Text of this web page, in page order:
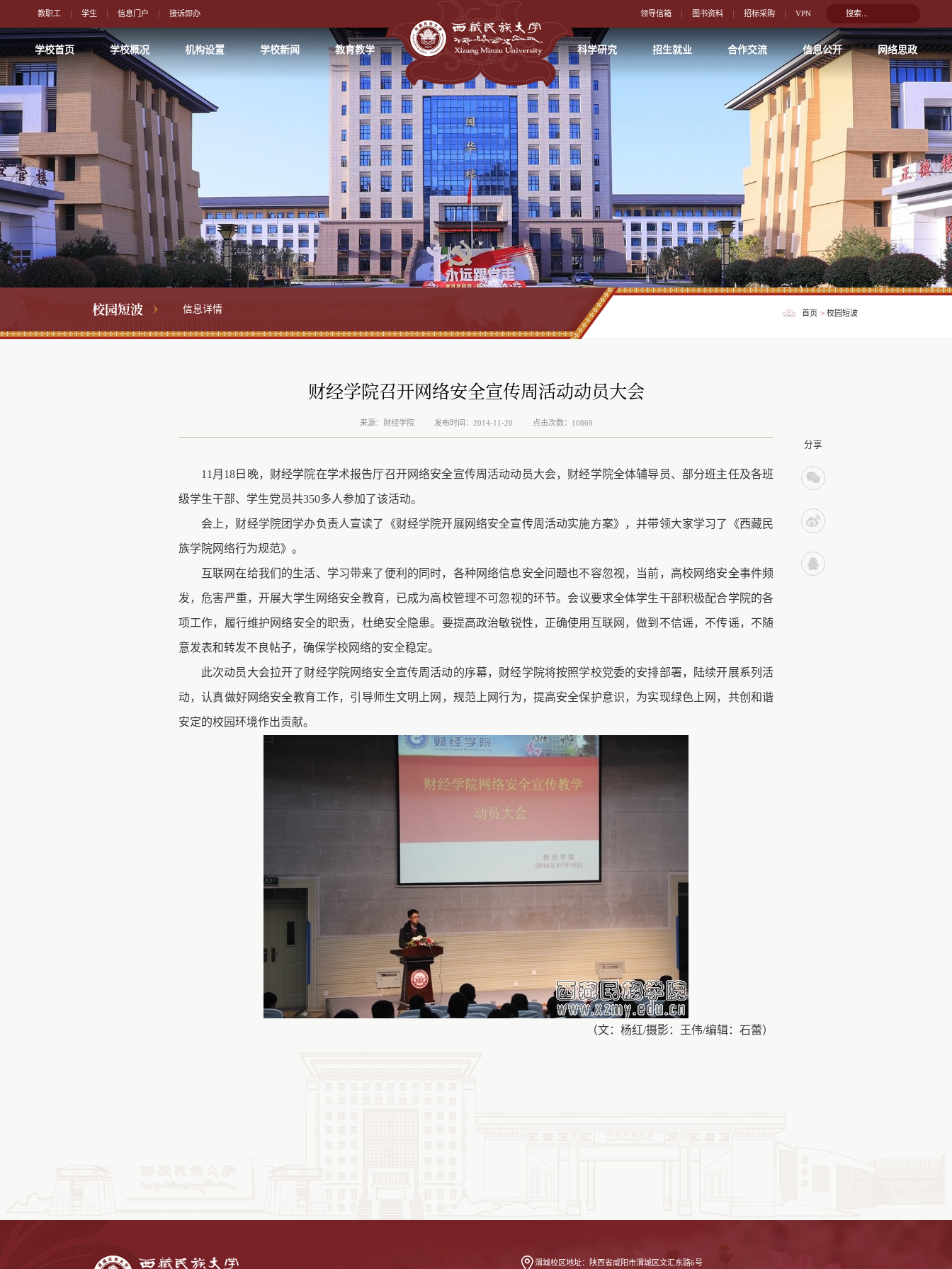
教职工 学生 信息门户 接诉即办 领导信箱 图书资料 招标采购 VPN
学校首页 学校概况 机构设置 学校新闻 教育教学 科学研究 招生就业 合作交流 信息公开 网络思政
校园短波 信息详情 首页 > 校园短波
财经学院召开网络安全宣传周活动动员大会
来源：财经学院 发布时间：2014-11-20 点击次数：10869
分享
11月18日晚，财经学院在学术报告厅召开网络安全宣传周活动动员大会，财经学院全体辅导员、部分班主任及各班
级学生干部、学生党员共350多人参加了该活动。
会上，财经学院团学办负责人宣读了《财经学院开展网络安全宣传周活动实施方案》，并带领大家学习了《西藏民
族学院网络行为规范》。
互联网在给我们的生活、学习带来了便利的同时，各种网络信息安全问题也不容忽视，当前，高校网络安全事件频
发，危害严重，开展大学生网络安全教育， 已成为高校管理不可忽视的环节。 会议要求全体学生干部积极配合学院的各
项工作，履行维护网络安全的职责，杜绝安全隐患。要提高政治敏锐性，正确使用互联网，做到不信谣，不传谣，不随
意发表和转发不良帖子，确保学校网络的安全稳定。
此次动员大会拉开了财经学院网络安全宣传周活动的序幕，财经学院将按照学校党委的安排部署，陆续开展系列活
动，认真做好网络安全教育工作，引导师生文明上网，规范上网行为，提高安全保护意识，为实现绿色上网，共创和谐
安定的校园环境作出贡献。
（文：杨红/摄影：王伟/编辑： 石蕾）
渭城校区地址： 陕西省咸阳市渭城区文汇东路6号